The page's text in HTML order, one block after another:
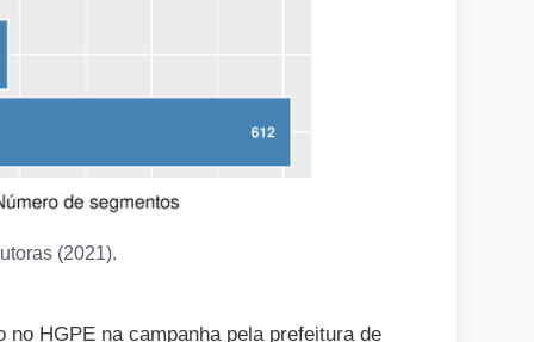
(2021).
HGPE na campanha pela prefeitura de